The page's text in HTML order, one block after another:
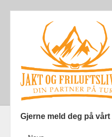
Gjerne meld deg på